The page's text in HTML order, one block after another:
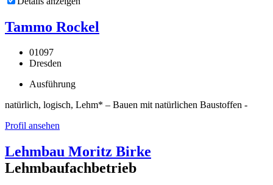
Tammo Rockel
01097
Dresden
Ausführung
natürlich, logisch, Lehm* – Bauen mit natürlichen Baustoffen -
Profil ansehen
Lehmbau Moritz Birke
Lehmbaufachbetrieb